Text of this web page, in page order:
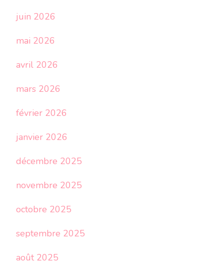
juin 2026
mai 2026
avril 2026
mars 2026
février 2026
janvier 2026
décembre 2025
novembre 2025
octobre 2025
septembre 2025
août 2025